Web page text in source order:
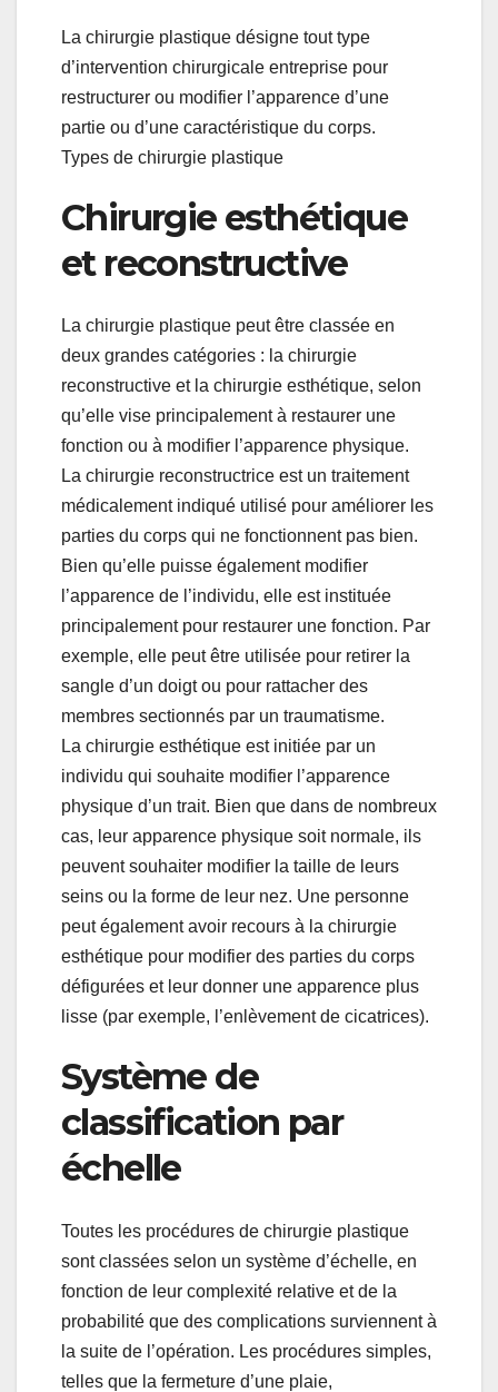
La chirurgie plastique désigne tout type
d’intervention chirurgicale entreprise pour
restructurer ou modifier l’apparence d’une
partie ou d’une caractéristique du corps.
Types de chirurgie plastique
Chirurgie esthétique
et reconstructive
La chirurgie plastique peut être classée en
deux grandes catégories : la chirurgie
reconstructive et la chirurgie esthétique, selon
qu’elle vise principalement à restaurer une
fonction ou à modifier l’apparence physique.
La chirurgie reconstructrice est un traitement
médicalement indiqué utilisé pour améliorer les
parties du corps qui ne fonctionnent pas bien.
Bien qu’elle puisse également modifier
l’apparence de l’individu, elle est instituée
principalement pour restaurer une fonction. Par
exemple, elle peut être utilisée pour retirer la
sangle d’un doigt ou pour rattacher des
membres sectionnés par un traumatisme.
La chirurgie esthétique est initiée par un
individu qui souhaite modifier l’apparence
physique d’un trait. Bien que dans de nombreux
cas, leur apparence physique soit normale, ils
peuvent souhaiter modifier la taille de leurs
seins ou la forme de leur nez. Une personne
peut également avoir recours à la chirurgie
esthétique pour modifier des parties du corps
défigurées et leur donner une apparence plus
lisse (par exemple, l’enlèvement de cicatrices).
Système de
classification par
échelle
Toutes les procédures de chirurgie plastique
sont classées selon un système d’échelle, en
fonction de leur complexité relative et de la
probabilité que des complications surviennent à
la suite de l’opération. Les procédures simples,
telles que la fermeture d’une plaie,